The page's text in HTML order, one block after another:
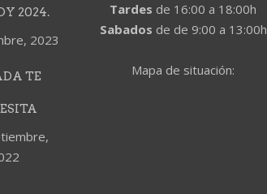
2024.
2023
TE
Tardes de 16:00 a 18:00h
Sabados de de 9:00 a 13:00h
Mapa de situación: